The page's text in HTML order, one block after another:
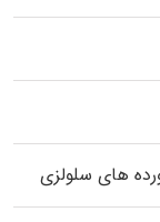
های سلولزی